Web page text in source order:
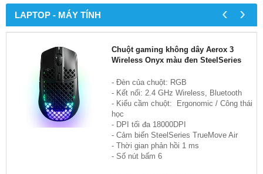
LAPTOP - MÁY TÍNH
Chuột gaming không dây Aerox 3
Wireless Onyx màu đen SteelSeries
- Đèn của chuột: RGB
- Kết nối: 2.4 GHz Wireless, Bluetooth
- Kiểu cầm chuột: Ergonomic / Công thái
học
- DPI tối đa 18000DPI
- Cảm biến SteelSeries TrueMove Air
- Thời gian phản hồi 1 ms
- Số nút bấm 6
‹ ›